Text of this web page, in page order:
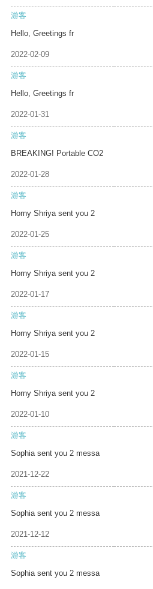
游客
Hello, Greetings fr
2022-02-09
游客
Hello, Greetings fr
2022-01-31
游客
BREAKING! Portable CO2
2022-01-28
游客
Horny Shriya sent you 2
2022-01-25
游客
Horny Shriya sent you 2
2022-01-17
游客
Horny Shriya sent you 2
2022-01-15
游客
Horny Shriya sent you 2
2022-01-10
游客
Sophia sent you 2 messa
2021-12-22
游客
Sophia sent you 2 messa
2021-12-12
游客
Sophia sent you 2 messa